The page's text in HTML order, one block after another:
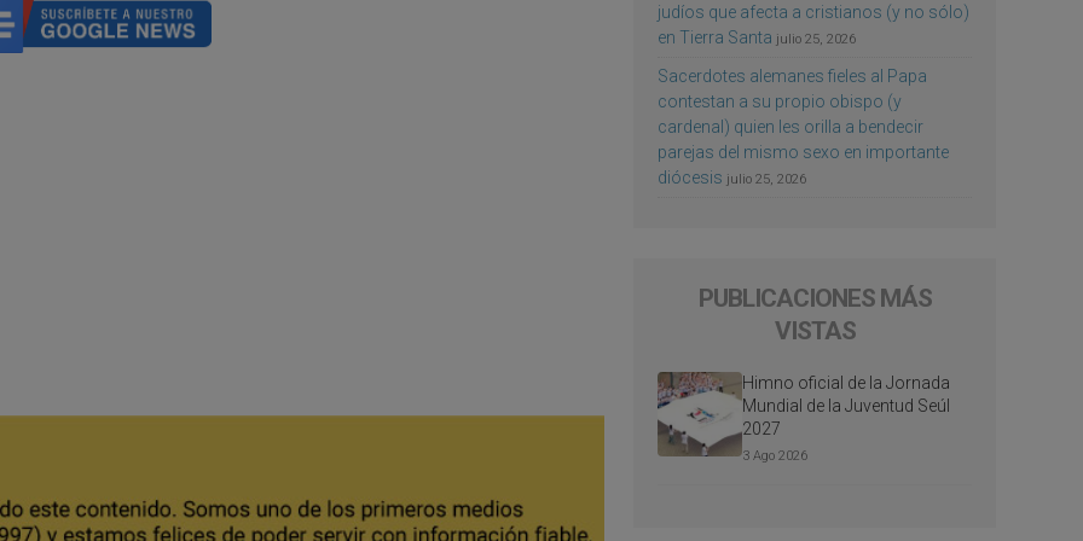
judíos que afecta a cristianos (y no sólo)
en Tierra Santa julio 25, 2026
Sacerdotes alemanes fieles al Papa
contestan a su propio obispo (y
cardenal) quien les orilla a bendecir
parejas del mismo sexo en importante
diócesis julio 25, 2026
PUBLICACIONES MÁS
VISTAS
Himno oficial de la Jornada
Mundial de la Juventud Seúl
2027
3 Ago 2026